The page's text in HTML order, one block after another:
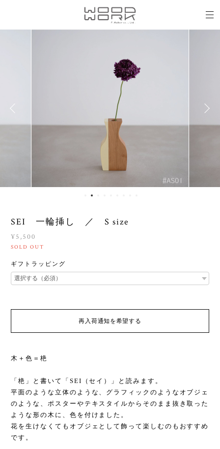
SEI 一輪挿し ／ S size
¥5,500
SOLD OUT
ギフトラッピング
再入荷通知を希望する
木＋色＝栬
「栬」と書いて「SEI（セイ）」と読みます。
平面のような立体のような、グラフィックのようなオブジェ
のような、ポスターやテキスタイルからそのまま抜き取った
ような形の木に、色を付けました。
花を生けなくてもオブジェとして飾って楽しむのもおすすめ
です。